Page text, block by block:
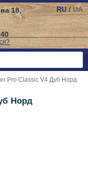
RU / UA
18,
Pro Classic V4 Дуб Норд
Норд